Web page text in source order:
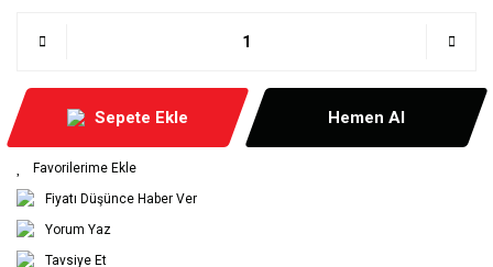
Sepete Ekle Hemen Al
Fiyatı Düşünce Haber Ver
Yorum Yaz
Tavsiye Et